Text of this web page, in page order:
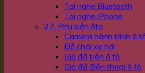
Tai nghe Bluetooth
Tai nghe iPhone
27. Phụ kiện ôto
Camera hành trình ô
Đồ chơi xe hơi
Giá đỡ trên ô tô
Giá đỡ điện thoại ô tô